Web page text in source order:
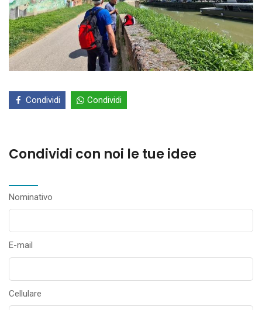
Condividi Condividi
Condividi con noi le tue idee
Nominativo
E-mail
Cellulare